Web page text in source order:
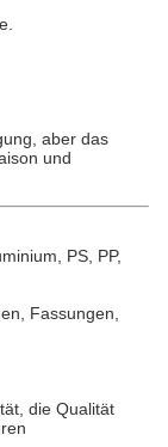
aber das
und
PS, PP,
Fassungen,
die Qualität